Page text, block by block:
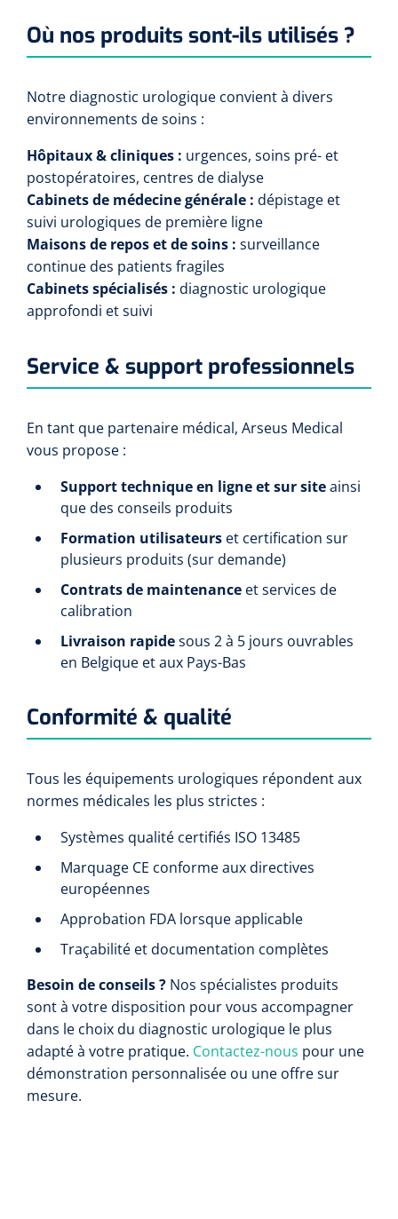
Wearables
Alcoomètre
Kits d'instruments
Produits pour le traitement des plaies chroniques
Hydrocolloïdes
Pansements en argent
Pansement en mousse
Hydrogel
Pansements avec interface transparente
Alginates
Divers
Ouates
Agraffes de fixation
Bassin renal
Où nos produits sont-ils utilisés ?
Notre diagnostic urologique convient à divers
environnements de soins :
Hôpitaux & cliniques : urgences, soins pré- et
postopératoires, centres de dialyse
Cabinets de médecine générale : dépistage et
suivi urologiques de première ligne
Maisons de repos et de soins : surveillance
continue des patients fragiles
Cabinets spécialisés : diagnostic urologique
approfondi et suivi
Service & support professionnels
En tant que partenaire médical, Arseus Medical
vous propose :
Support technique en ligne et sur siteainsi
que des conseils produits
Formation utilisateurs et certification sur
plusieurs produits (sur demande)
Contrats de maintenance et services de
calibration
Livraison rapidesous 2 à 5 jours ouvrables
en Belgique et aux Pays-Bas
Conformité & qualité
Tous les équipements urologiques répondent aux
normes médicales les plus strictes :
Systèmes qualité certifiés ISO 13485
Marquage CE conforme aux directives
européennes
Approbation FDA lorsque applicable
Traçabilité et documentation complètes
Besoin de conseils ? Nos spécialistes produits
sont à votre disposition pour vous accompagner
dans le choix du diagnostic urologique le plus
adapté à votre pratique. Contactez-nous pour une
démonstration personnalisée ou une offre sur
mesure.